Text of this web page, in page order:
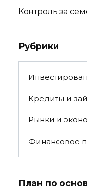
Контроль за
Рубрики
Кредиты и
Рынки и
Финансовое
План по